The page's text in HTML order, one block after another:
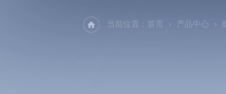
当前位置： 首页 产品中心